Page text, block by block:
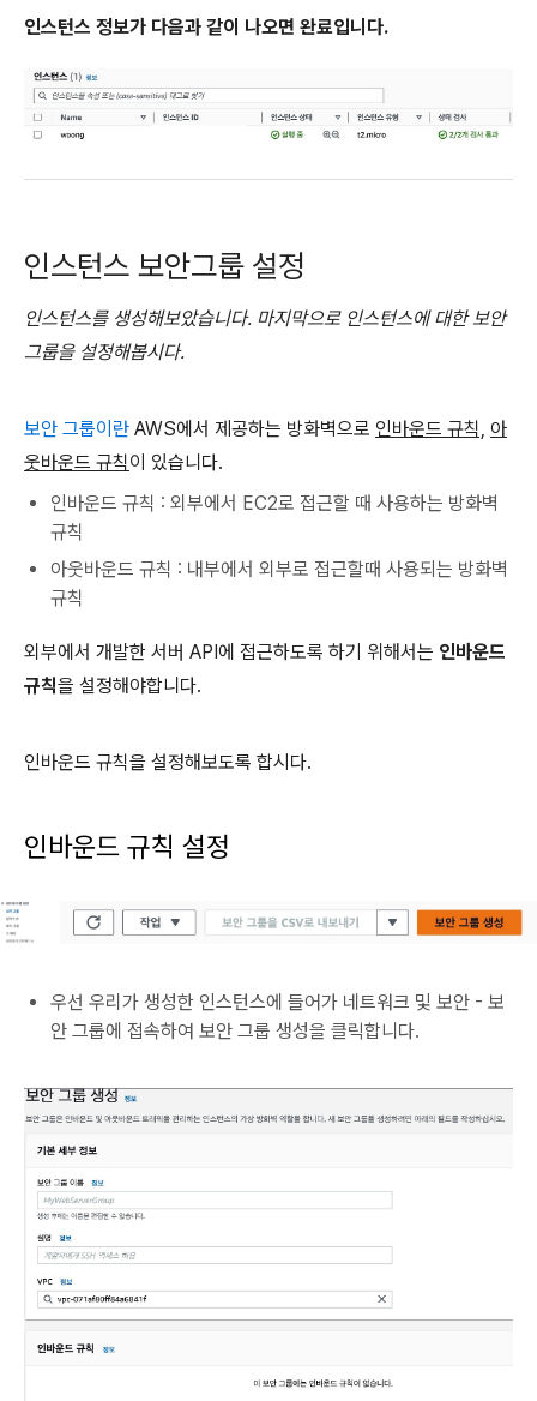
인스턴스 정보가 다음과 같이 나오면 완료입니다.
인스턴스 보안그룹 설정
인스턴스를 생성해보았습니다. 마지막으로 인스턴스에 대한 보안
그룹을 설정해봅시다.
보안 그룹이란 AWS에서 제공하는 방화벽으로 인바운드 규칙, 아
웃바운드 규칙이 있습니다.
인바운드 규칙 : 외부에서 EC2로 접근할 때 사용하는 방화벽
규칙
아웃바운드 규칙 : 내부에서 외부로 접근할때 사용되는 방화벽
규칙
외부에서 개발한 서버 API에 접근하도록 하기 위해서는 인바운드
규칙을 설정해야합니다.
인바운드 규칙을 설정해보도록 합시다.
인바운드 규칙 설정
우선 우리가 생성한 인스턴스에 들어가 네트워크 및 보안 - 보
안 그룹에 접속하여 보안 그룹 생성을 클릭합니다.